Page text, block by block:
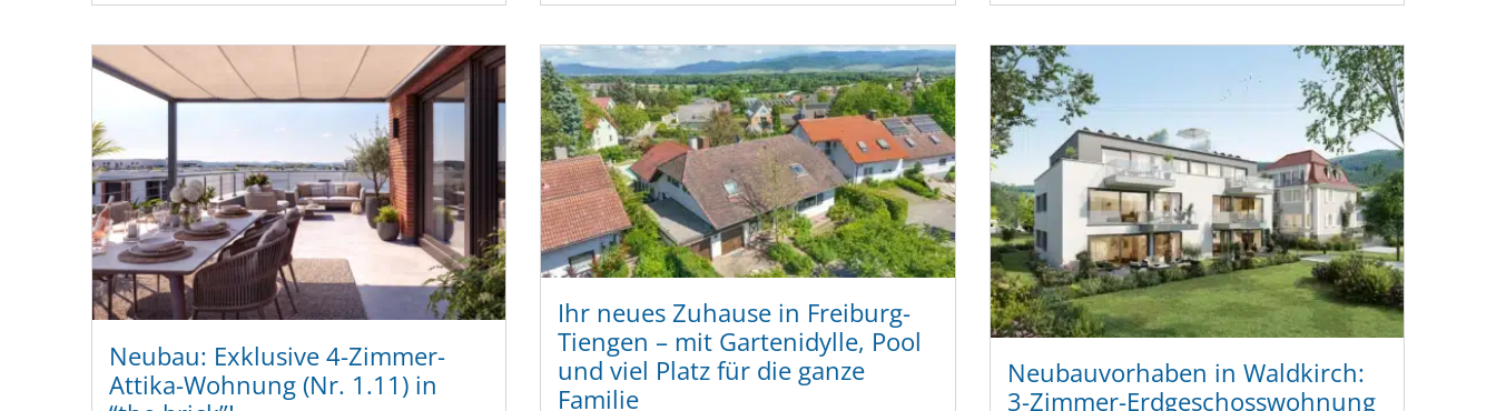
Neubau: Exklusive 4-Zimmer-
Attika-Wohnung (Nr. 1.11) in
Ihr neues Zuhause in Freiburg-
Tiengen – mit Gartenidylle, Pool
und viel Platz für die ganze
Familie
Neubauvorhaben in Waldkirch:
3-Zimmer-Erdgeschosswohnung